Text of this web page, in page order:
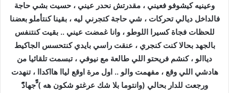
وعينيه كيشوفو فعيني ، مقدرتش نحدر عيني ، حسيت بشي حاجة
فالداخل ديالي تحركات ، شي حاجة كتجرني ليه ، بقينا كنتأملو بعضنا
للحظات فجاة كسيرا اللوطو ، وانا غمضت عيني .. بقيت كنتنفس
بالجهد بحالا كنت كنجري ، عنقت راسي بايدي كنتحسس الجاكيط
دياالو ، كنشم فريحتو اللي طالعة مع نيوفي ، تبسمت تلقائيا من
هادشي اللي وقع ، مفهمت والو .. اول مرة اوقع لياا هااكداا ، تنهدت
ورجعت للدار بحالي (وانتوما بلا شك عرغتو شكون هه ) ًًًجهادًًًً